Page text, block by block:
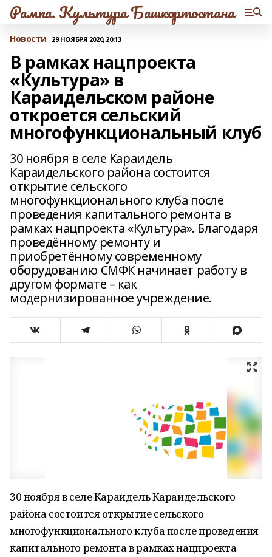
Рампа. Культура Башкортостана
Новости 29 НОЯБРЯ 2020, 20:13
В рамках нацпроекта
«Культура» в
Караидельском районе
откроется сельский
многофункциональный клуб
30 ноября в селе Караидель
Караидельского района состоится
открытие сельского
многофункционального клуба после
проведения капитального ремонта в
рамках нацпроекта «Культура». Благодаря
проведённому ремонту и
приобретённому современному
оборудованию СМФК начинает работу в
другом формате – как
модернизированное учреждение.
30 ноября в селе Караидель Караидельского
района состоится открытие сельского
многофункционального клуба после проведения
капитального ремонта в рамках нацпроекта